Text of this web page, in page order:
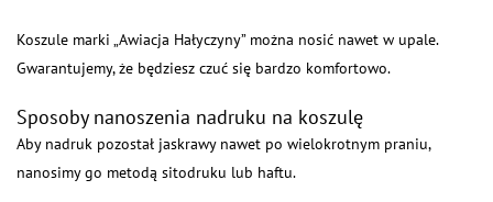
Koszule marki „Awiacja Hałyczyny” można nosić nawet w upale.
Gwarantujemy, że będziesz czuć się bardzo komfortowo.
Sposoby nanoszenia nadruku na koszulę
Aby nadruk pozostał jaskrawy nawet po wielokrotnym praniu,
nanosimy go metodą sitodruku lub haftu.